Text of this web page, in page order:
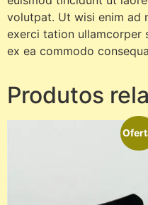
volutpat. Ut wisi enim ad
exerci tation ullamcorper
ex ea commodo
Produtos